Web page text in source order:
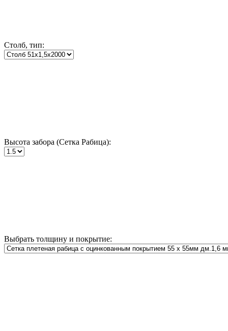
Столб, тип:
Высота забора (Сетка Рабица):
Выбрать толщину и покрытие: